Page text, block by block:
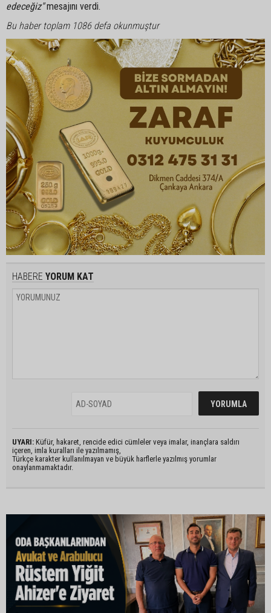
edeceğiz"mesajını verdi.
Bu haber toplam 1086 defa okunmuştur
HABERE YORUM KAT
UYARI: Küfür, hakaret, rencide edici cümleler veya imalar, inançlara saldırı
içeren, imla kuralları ile yazılmamış,
Türkçe karakter kullanılmayan ve büyük harflerle yazılmış yorumlar
onaylanmamaktadır.